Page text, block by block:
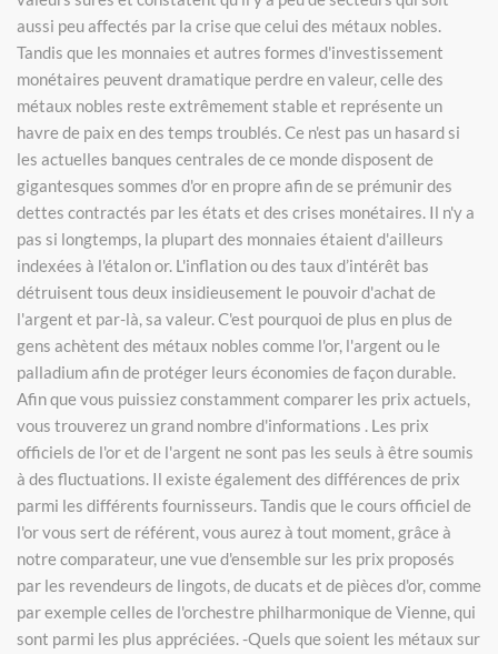
aussi peu affectés par la crise que celui des métaux nobles.
Tandis que les monnaies et autres formes d'investissement
monétaires peuvent dramatique perdre en valeur, celle des
métaux nobles reste extrêmement stable et représente un
havre de paix en des temps troublés. Ce n'est pas un hasard si
les actuelles banques centrales de ce monde disposent de
gigantesques sommes d'or en propre afin de se prémunir des
dettes contractés par les états et des crises monétaires. Il n'y a
pas si longtemps, la plupart des monnaies étaient d'ailleurs
indexées à l'étalon or. L'inflation ou des taux d’intérêt bas
détruisent tous deux insidieusement le pouvoir d'achat de
l'argent et par-là, sa valeur. C'est pourquoi de plus en plus de
gens achètent des métaux nobles comme l'or, l'argent ou le
palladium afin de protéger leurs économies de façon durable.
Afin que vous puissiez constamment comparer les prix actuels,
vous trouverez un grand nombre d'informations . Les prix
officiels de l'or et de l'argent ne sont pas les seuls à être soumis
à des fluctuations. Il existe également des différences de prix
parmi les différents fournisseurs. Tandis que le cours officiel de
l'or vous sert de référent, vous aurez à tout moment, grâce à
notre comparateur, une vue d'ensemble sur les prix proposés
par les revendeurs de lingots, de ducats et de pièces d'or, comme
par exemple celles de l'orchestre philharmonique de Vienne, qui
sont parmi les plus appréciées. -Quels que soient les métaux sur